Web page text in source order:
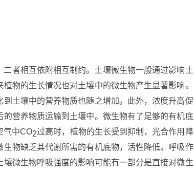
者相互依附相互制约。土壤微生物一般通过影响土
物的生长情况也对土壤中的微生物产生显著影响。
土壤中的营养物质也随之增加。此外，浓度升高促
营养物质运输到土壤中。微生物有了足够的有机底
气中CO2过高时，植物的生长受到抑制，光合作用降
物缺乏其代谢所需的有机底物，活性降低。呼吸作
微生物呼吸强度的影响可能有一部分是直接对微生